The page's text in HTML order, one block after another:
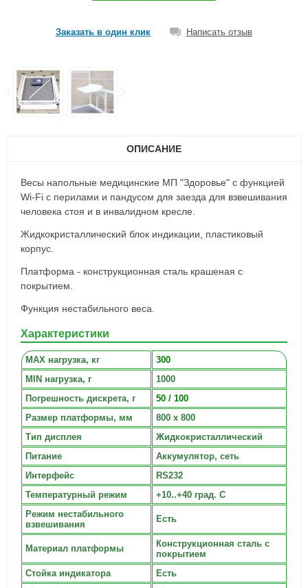
Заказать в один клик Написать отзыв
ОПИСАНИЕ
Весы напольные медицинские МП "Здоровье" с функцией
Wi-Fi с перилами и пандусом для заезда для взвешивания
человека стоя и в инвалидном кресле.
Жидкокристаллический блок индикации, пластиковый
корпус.
Платформа - конструкционная сталь крашеная с
покрытием.
Функция нестабильного веса.
Характеристики
MAX нагрузка, кг
300
MIN нагрузка, г
1000
Погрешность дискрета, г
50 / 100
Размер платформы, мм
800 х 800
Тип дисплея
Жидкокристаллический
Питание
Аккумулятор, сеть
Интерфейс
RS232
Температурный режим
+10..+40 град. С
Режим нестабильного
взвешивания
Есть
Материал платформы
Конструкционная сталь с
покрытием
Стойка индикатора
Есть